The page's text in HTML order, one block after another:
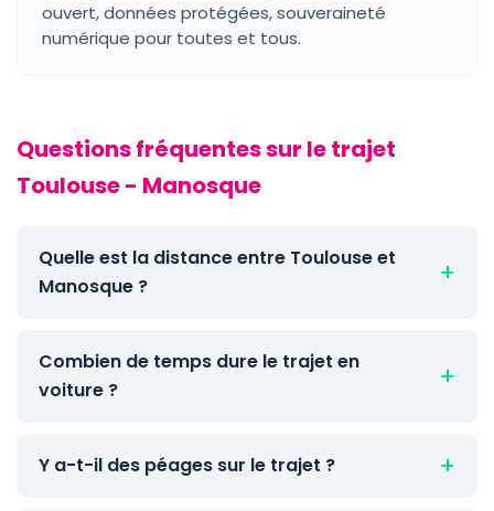
ouvert, données protégées, souveraineté
numérique pour toutes et tous.
Questions fréquentes sur le trajet
Toulouse - Manosque
Quelle est la distance entre Toulouse et
Manosque ?
Combien de temps dure le trajet en
voiture ?
Y a-t-il des péages sur le trajet ?